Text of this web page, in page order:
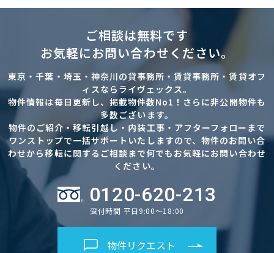
ご相談は無料です
お気軽にお問い合わせください。
東京・千葉・埼玉・神奈川の貸事務所・賃貸事務所・賃貸オフ
ィスならライヴェックス。
物件情報は毎日更新し、掲載物件数No1！さらに非公開物件も
多数ございます。
物件のご紹介・移転引越し・内装工事・アフターフォローまで
ワンストップで一括サポートいたしますので、物件のお問い合
わせから移転に関するご相談まで何でもお気軽にお問い合わせ
ください。
0120-620-213
受付時間 平日9:00～18:00
物件リクエスト